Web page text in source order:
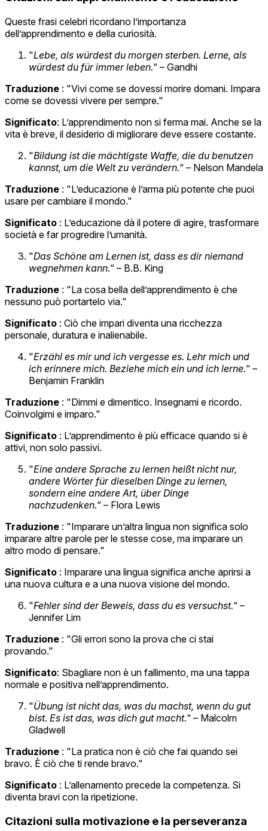
Queste frasi celebri ricordano l’importanza
dell’apprendimento e della curiosità.
"Lebe, als würdest du morgen sterben. Lerne, als
würdest du für immer leben.“ – Gandhi
Traduzione : "Vivi come se dovessi morire domani. Impara
come se dovessi vivere per sempre."
Significato: L’apprendimento non si ferma mai. Anche se la
vita è breve, il desiderio di migliorare deve essere costante.
"Bildung ist die mächtigste Waffe, die du benutzen
kannst, um die Welt zu verändern.“ – Nelson Mandela
Traduzione : "L’educazione è l’arma più potente che puoi
usare per cambiare il mondo."
Significato : L’educazione dà il potere di agire, trasformare
società e far progredire l’umanità.
"Das Schöne am Lernen ist, dass es dir niemand
wegnehmen kann.“ – B.B. King
Traduzione : "La cosa bella dell’apprendimento è che
nessuno può portartelo via."
Significato : Ciò che impari diventa una ricchezza
personale, duratura e inalienabile.
"Erzähl es mir und ich vergesse es. Lehr mich und
ich erinnere mich. Beziehe mich ein und ich lerne.“ –
Benjamin Franklin
Traduzione : "Dimmi e dimentico. Insegnami e ricordo.
Coinvolgimi e imparo."
Significato : L’apprendimento è più efficace quando si è
attivi, non solo passivi.
"Eine andere Sprache zu lernen heißt nicht nur,
andere Wörter für dieselben Dinge zu lernen,
sondern eine andere Art, über Dinge
nachzudenken.“ – Flora Lewis
Traduzione : "Imparare un’altra lingua non significa solo
imparare altre parole per le stesse cose, ma imparare un
altro modo di pensare."
Significato : Imparare una lingua significa anche aprirsi a
una nuova cultura e a una nuova visione del mondo.
"Fehler sind der Beweis, dass du es versuchst.“ –
Jennifer Lim
Traduzione : "Gli errori sono la prova che ci stai
provando."
Significato: Sbagliare non è un fallimento, ma una tappa
normale e positiva nell’apprendimento.
"Übung ist nicht das, was du machst, wenn du gut
bist. Es ist das, was dich gut macht.“ – Malcolm
Gladwell
Traduzione : "La pratica non è ciò che fai quando sei
bravo. È ciò che ti rende bravo."
Significato : L’allenamento precede la competenza. Si
diventa bravi con la ripetizione.
Citazioni sulla motivazione e la perseveranza